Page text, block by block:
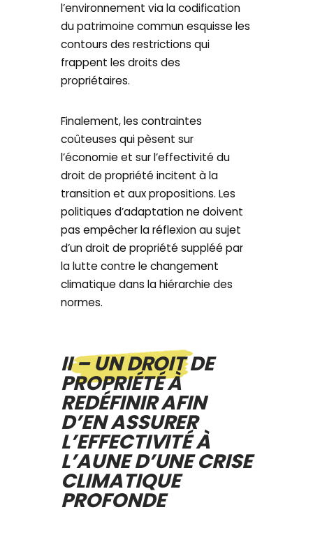
l’environnement via la codification
du patrimoine commun esquisse les
contours des restrictions qui
frappent les droits des
propriétaires.
Finalement, les contraintes
coûteuses qui pèsent sur
l’économie et sur l’effectivité du
droit de propriété incitent à la
transition et aux propositions. Les
politiques d’adaptation ne doivent
pas empêcher la réflexion au sujet
d’un droit de propriété suppléé par
la lutte contre le changement
climatique dans la hiérarchie des
normes.
II – UN DROIT DE
PROPRIÉTÉ À
REDÉFINIR AFIN
D’EN ASSURER
L’EFFECTIVITÉ À
L’AUNE D’UNE CRISE
CLIMATIQUE
PROFONDE